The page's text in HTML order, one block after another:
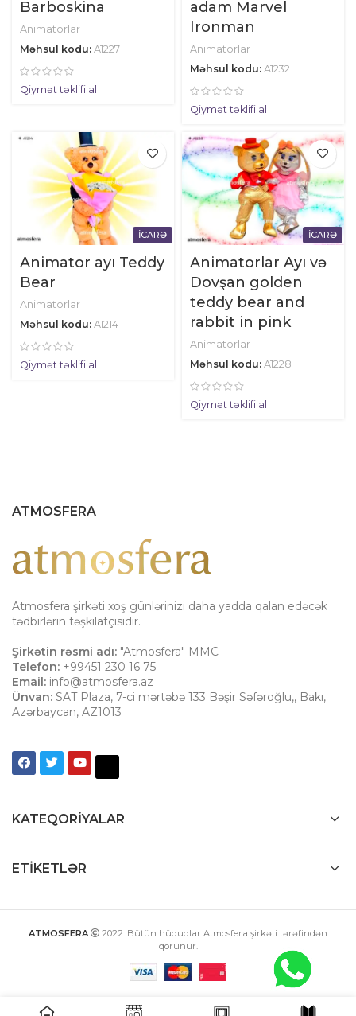
Barboskina
Animatorlar
Məhsul kodu: A1227
Qiymət təklifi al
adam Marvel
Ironman
Animatorlar
Məhsul kodu: A1232
Qiymət təklifi al
İCARƏ
Animator ayı Teddy
Bear
Animatorlar
Məhsul kodu: A1214
Qiymət təklifi al
İCARƏ
Animatorlar Ayı və
Dovşan golden
teddy bear and
rabbit in pink
Animatorlar
Məhsul kodu: A1228
Qiymət təklifi al
ATMOSFERA
Atmosfera şirkəti xoş günlərinizi daha yadda qalan edəcək
tədbirlərin təşkilatçısıdır.
Şirkətin rəsmi adı: "Atmosfera" MMC
Telefon: +99451 230 16 75
Email: info@atmosfera.az
Ünvan: SAT Plaza, 7-ci mərtəbə 133 Bəşir Səfəroğlu,, Bakı,
Azərbaycan, AZ1013
KATEQORIYALAR
ETIKETLƏR
ATMOSFERA 2022. Bütün hüquqlar Atmosfera şirkəti tərəfindən
qorunur.